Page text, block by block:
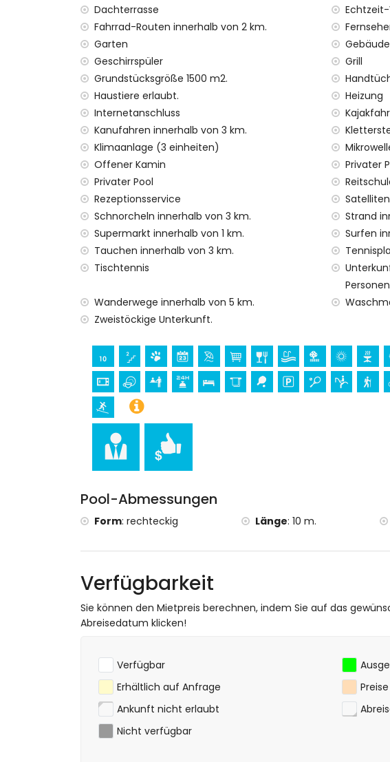
Weitere Informationen
nächste Stadt: Jávea (innerhalb von 1000 Metern von der
nächster Fluss oder Ufer: Mittelmeer (innerhalb von 3
nächster Strand: Strand La Grava (innerhalb von 3
nächster Hafen: Hafen von Jávea (innerhalb von 4
nächster Park: Plaza Parque Reina Sofia (innerhalb von 2
nächster Flughafen: Alicante (innerhalb von 100
zweiter nächster Flughafen: Valencia (> 100 Kilometer)
nächste öffentliche Verkehrsmittel: Bus innerhalb von
Haustiere erlaubt
Die Unterkunft ist sehr geeignet für Familien mit Kindern
Einrichtungen und Dienstleistungen im Mietpreis der Villa
Internet (Glasfaser)
Bügeleisen und Bügelbrett
Bettwäsche und Handtücher
Empfangsservice und 24-Stunden-Notdienst
Tischtennis
Einrichtungen und Dienstleistungen gegen Aufpreis
Unterhaltungs- und Freizeitaktivitäten für Ihren Urlaub in
Kino, Theater, Diskothek, Bar und Promenade (Paseo
Haus)
Sehenswürdigkeiten und Kultur in Jávea, Costa Blanca
Museum (Histórico de Jávea), Kirche (Virgen de Loreto,
Jávea), Denkmal (Histórico de Jávea), architektonisches
historischer Ort (Histórico de Jávea) (innerhalb von 5
Sport
Surfen (innerhalb von 5 Kilometern von der Villa)
Dachterrasse
Fahrrad-Routen innerhalb von 2 km.
Garten
Geschirrspüler
Grill
Grundstücksgröße 1500 m2.
Haustiere erlaubt.
Heizung
Internetanschluss
Kanufahren innerhalb von 3 km.
Klimaanlage (3 einheiten)
Offener Kamin
Privater
Privater Pool
Rezeptionsservice
Schnorcheln innerhalb von 3 km.
Strand
Supermarkt innerhalb von 1 km.
Surfen
Tauchen innerhalb von 3 km.
Tischtennis
Wanderwege innerhalb von 5 km.
Zweistöckige Unterkunft.
Pool-Abmessungen
Form: rechteckig Länge: 10 m.
Verfügbarkeit
Sie können den Mietpreis berechnen, indem Sie auf das
Abreisedatum klicken!
Verfügbar
Erhältlich auf Anfrage
Ankunft nicht erlaubt
Nicht verfügbar